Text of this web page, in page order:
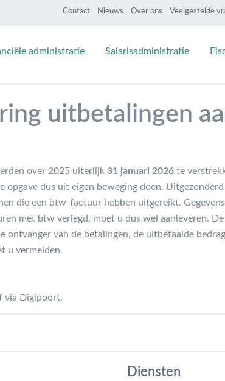
Contact Nieuws Over ons Veelgestelde
administratie Salarisadministratie
uitbetalingen
over 2025 uiterlijk 31 januari 2026 te
dus uit eigen beweging doen.
die een btw-factuur hebben uitgereikt.
met btw verlegd, moet u dus wel aanleveren. De
ontvanger van de betalingen, de uitbetaalde
u vermelden.
via Digipoort.
Diensten